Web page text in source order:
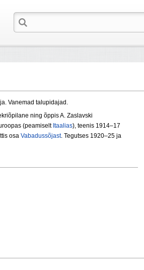
Vanemad talupidajad.
ning õppis A. Zaslavski
(peamiselt Itaalias), teenis 1914–17
osa Vabadussõjast. Tegutses 1920–25 ja